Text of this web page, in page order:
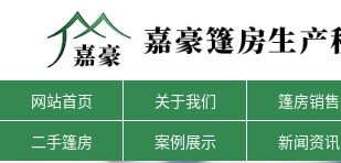
网站首页 关于我们 篷房销售
二手篷房
案例展示 新闻资讯